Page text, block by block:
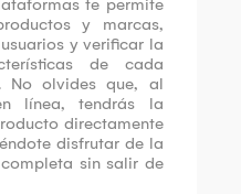
te permite
y marcas,
y verificar la
de cada
No olvides que, al
línea, tendrás la
directamente
disfrutar de la
sin salir de